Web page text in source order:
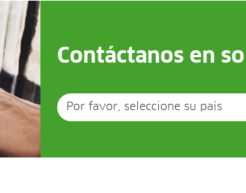
Contáctanos en